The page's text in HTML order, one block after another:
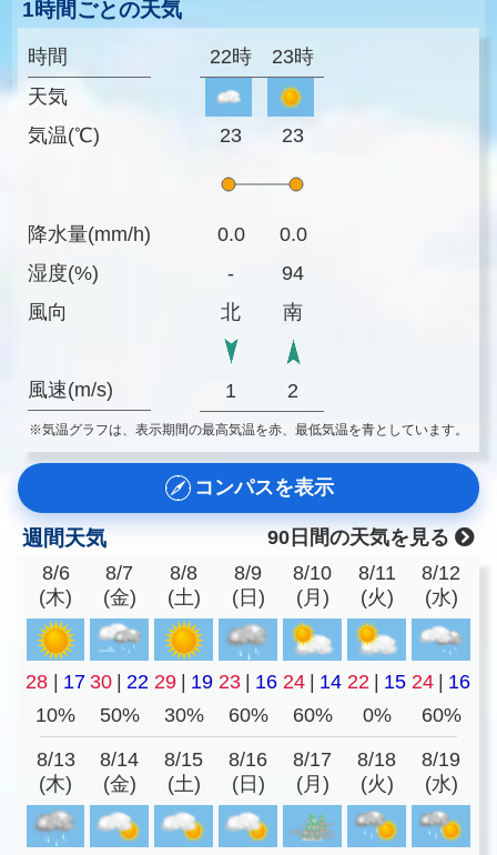
1時間ごとの天気
時間
天気
気温(℃)
降水量(mm/h)
湿度(%)
風向
風速(m/s)
22時 23時
23 23
0.0
0.0
-
94
北
南
1 2
※気温グラフは、表示期間の最高気温を赤、最低気温を青としています。
コンパスを表示
週間天気
90日間の天気を見る
8/6
(木)
8/7
(金)
8/8
(土)
8/9
(日)
8/10
(月)
8/11
(火)
8/12
(水)
28 | 17 30 | 22 29 | 19 23 | 16 24 | 14 22 | 15 24 | 16
10%
50% 30% 60% 60% 0% 60%
8/13
(木)
8/14
(金)
8/15
(土)
8/16
(日)
8/17
(月)
8/18
(火)
8/19
(水)